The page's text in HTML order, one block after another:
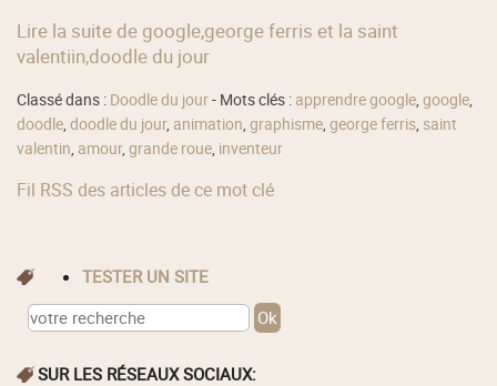
Lire la suite de google,george ferris et la saint
valentiin,doodle du jour
Classé dans : Doodle du jour- Mots clés : apprendre google,google,
doodle,doodle du jour, animation,graphisme,george ferris, saint
valentin, amour,grande roue, inventeur
Fil RSS des articles de ce mot clé
TESTER UN SITE
SUR LES RÉSEAUX SOCIAUX: